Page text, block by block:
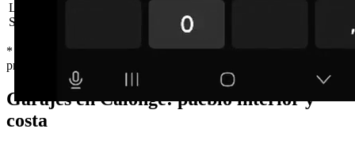
Lisa blanca + motor
Sommer
300 × 220 cm
* Precios orientativos IVA incluido, sin instalación. Instalación a
presupuesto según garaje.
Garajes en Calonge: pueblo interior y
costa